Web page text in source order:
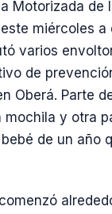
Motorizada de
miércoles a
varios
de
Oberá. Parte
mochila y otra
de un año